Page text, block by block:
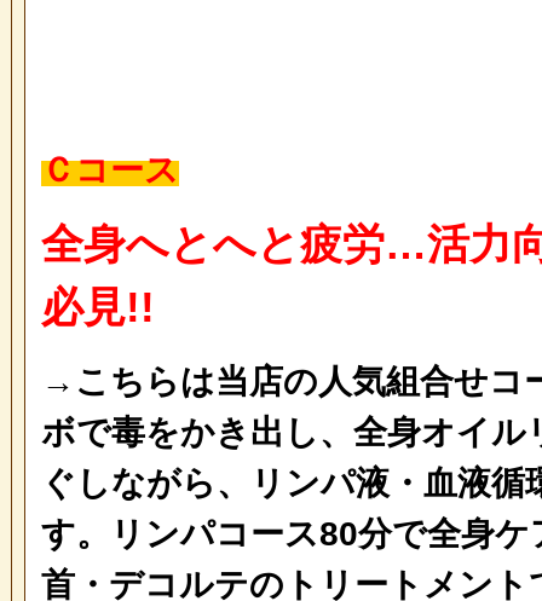
Ｃコース
全身へとへと疲労…活力
必見!!
→こちらは当店の人気組合せ
ボで毒をかき出し、全身オイル
ぐしながら、リンパ液・血液循
す。リンパコース80分で全身ケ
首・デコルテのトリートメント